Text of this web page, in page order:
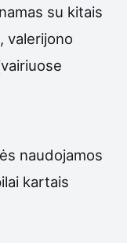
su kitais
valerijono
naudojamos
kartais